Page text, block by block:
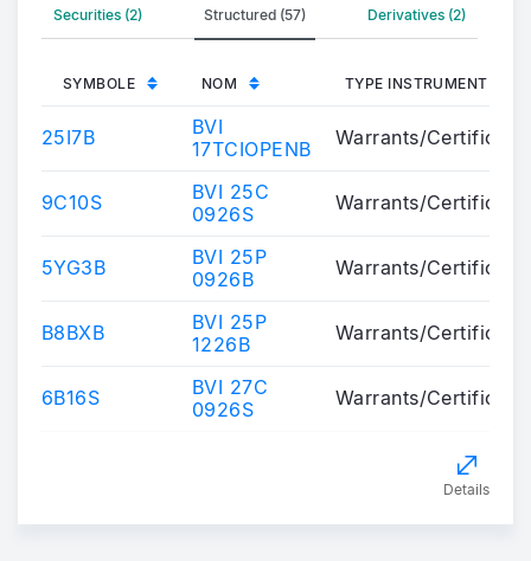
Securities (2) Structured (57) Derivatives (2)
SYMBOLE NOM TYPE INSTRUMENT
25I7B
BVI
17TCIOPENB
Warrants/
9C10S
BVI 25C
0926S
Warrants/
5YG3B
BVI 25P
0926B
Warrants/
B8BXB
BVI 25P
1226B
Warrants/
6B16S
BVI 27C
0926S
Warrants/
Details